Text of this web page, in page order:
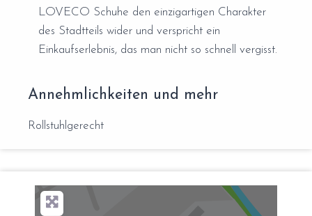
LOVECO Schuhe den einzigartigen Charakter
des Stadtteils wider und verspricht ein
Einkaufserlebnis, das man nicht so schnell vergisst.
Annehmlichkeiten und mehr
Rollstuhlgerecht